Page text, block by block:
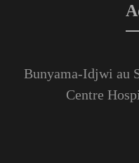
Bunyama-Idjwi au
Centre